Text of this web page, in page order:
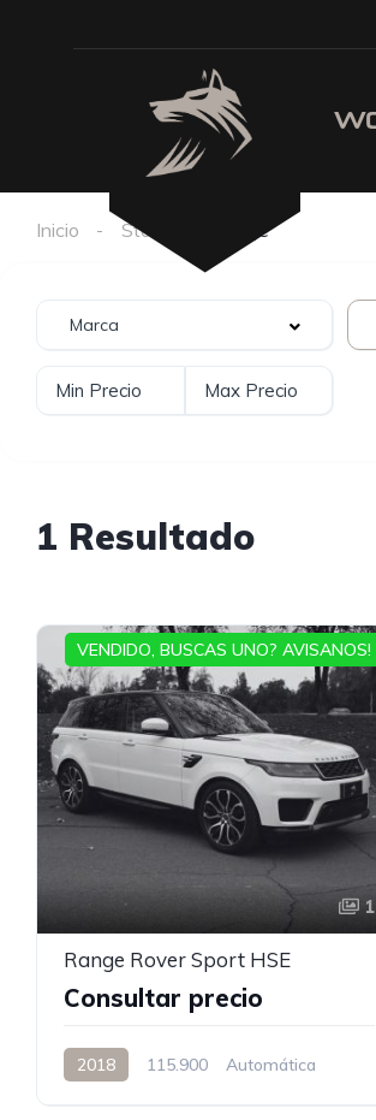
Inicio Stock Range
1 Resultado
1
Range Rover Sport HSE
Consultar precio
2018 115.900 Automática
VENDIDO, BUSCAS UNO? AVISANOS!